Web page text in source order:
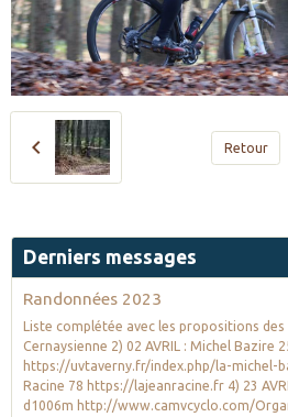
Retour
Derniers messages
Randonnées 2023
Liste complétée avec les propositions des
Cernaysienne 2) 02 AVRIL : Michel Bazire
https://uvtaverny.fr/index.php/la-michel-
Racine 78 https://lajeanracine.fr 4) 23
d1006m http://www.camvcyclo.com/